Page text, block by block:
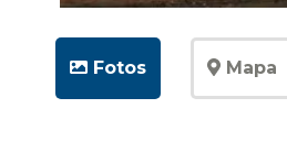
Fotos Mapa